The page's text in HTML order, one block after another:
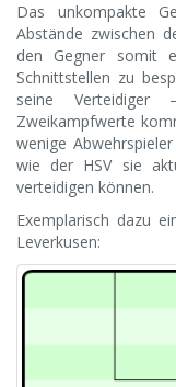
Das unkompakte
Abstände zwischen
den Gegner somit
Schnittstellen zu
seine Verteidiger
Zweikampfwerte
wenige
wie der HSV sie
verteidigen können.
Exemplarisch dazu
Leverkusen: